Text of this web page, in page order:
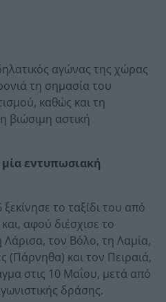
αγώνας της χώρας
τη σημασία του
καθώς και τη
βιώσιμη αστική
εντυπωσιακή
το ταξίδι του από
αφού διέσχισε το
Λάρισα, τον Βόλο, τη Λαμία,
(Πάρνηθα) και τον Πειραιά,
στις 10 Μαΐου, μετά από
δράσης.